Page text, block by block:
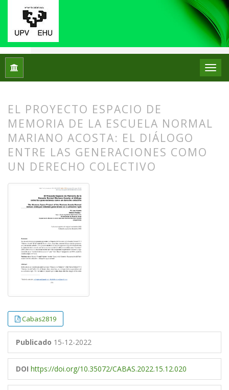
Inicio Núm. 28 (2022): Número Monográfico:
EL PROYECTO ESPACIO DE
MEMORIA DE LA ESCUELA NORMAL
MARIANO ACOSTA: EL DIÁLOGO
ENTRE LAS GENERACIONES COMO
UN DERECHO COLECTIVO
Cabas2819
Publicado 15-12-2022
DOI https://doi.org/10.35072/CABAS.2022.15.12.020